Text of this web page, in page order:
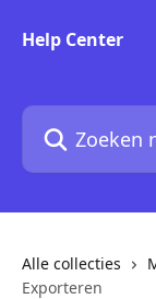
Help Center
Zoeken naar
Alle collecties
Exporteren